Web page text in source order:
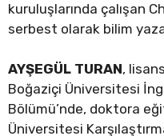
kuruluşlarında çalışan
serbest olarak bilim
AYŞEGÜL TURAN,
Boğaziçi Üniversitesi
Bölümü’nde, doktora
Üniversitesi